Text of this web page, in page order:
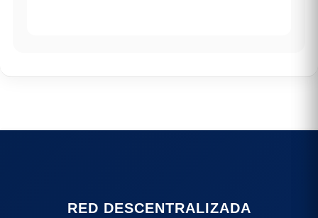
RED DESCENTRALIZADA